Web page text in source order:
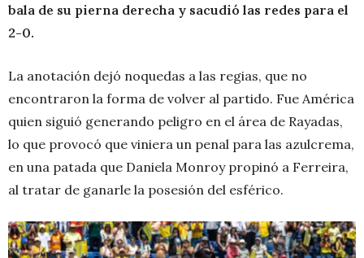
bala de su pierna derecha y sacudió las redes para el
2-0.
La anotación dejó noquedas a las regias, que no
encontraron la forma de volver al partido. Fue América
quien siguió generando peligro en el área de Rayadas,
lo que provocó que viniera un penal para las azulcrema,
en una patada que Daniela Monroy propinó a Ferreira,
al tratar de ganarle la posesión del esférico.